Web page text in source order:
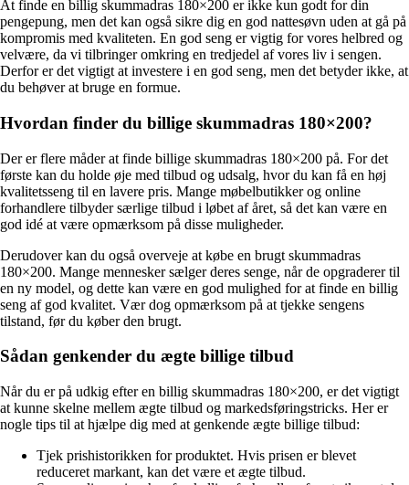
At finde en billig skummadras 180×200 er ikke kun godt for din
pengepung, men det kan også sikre dig en god nattesøvn uden at gå på
kompromis med kvaliteten. En god seng er vigtig for vores helbred og
velvære, da vi tilbringer omkring en tredjedel af vores liv i sengen.
Derfor er det vigtigt at investere i en god seng, men det betyder ikke, at
du behøver at bruge en formue.
Hvordan finder du billige skummadras 180×200?
Der er flere måder at finde billige skummadras 180×200 på. For det
første kan du holde øje med tilbud og udsalg, hvor du kan få en høj
kvalitetsseng til en lavere pris. Mange møbelbutikker og online
forhandlere tilbyder særlige tilbud i løbet af året, så det kan være en
god idé at være opmærksom på disse muligheder.
Derudover kan du også overveje at købe en brugt skummadras
180×200. Mange mennesker sælger deres senge, når de opgraderer til
en ny model, og dette kan være en god mulighed for at finde en billig
seng af god kvalitet. Vær dog opmærksom på at tjekke sengens
tilstand, før du køber den brugt.
Sådan genkender du ægte billige tilbud
Når du er på udkig efter en billig skummadras 180×200, er det vigtigt
at kunne skelne mellem ægte tilbud og markedsføringstricks. Her er
nogle tips til at hjælpe dig med at genkende ægte billige tilbud:
Tjek prishistorikken for produktet. Hvis prisen er blevet
reduceret markant, kan det være et ægte tilbud.